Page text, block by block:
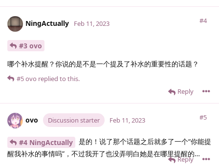
NingActually #4
Feb 11, 2023
#3 ovo
哪个补水提醒？你说的是不是一个提及了补水的重要性的话题？
Reply
#5ovo replied to this.
ovo Discussion starter #5
Feb 11, 2023
#4 NingActually
是的！说了那个话题之后就多了一个“你能提
醒我补水的事情吗”，不过我开了也没弄明白她是在哪里提醒的…
Reply